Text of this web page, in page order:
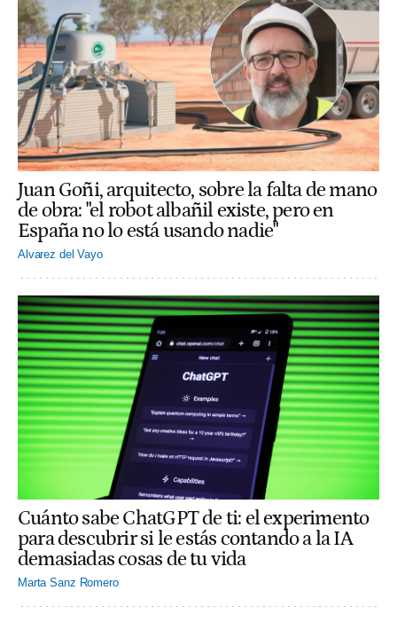
Juan Goñi, arquitecto, sobre la falta de mano
de obra: "el robot albañil existe, pero en
España no lo está usando nadie"
Alvarez del Vayo
Cuánto sabe ChatGPT de ti: el experimento
para descubrir si le estás contando a la IA
demasiadas cosas de tu vida
Marta Sanz Romero